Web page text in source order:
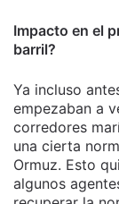
Impacto en el
barril?
Ya incluso
empezaban a
corredores
una cierta
Ormuz. Esto
algunos